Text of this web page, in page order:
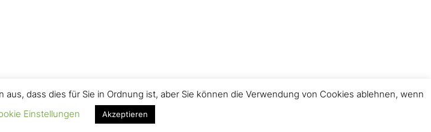
dass dies für Sie in Ordnung ist, aber Sie können die Verwendung von Cookies ablehnen, wenn
Einstellungen Akzeptieren